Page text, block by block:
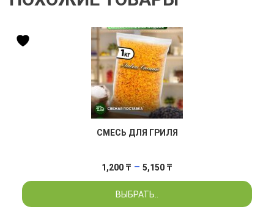
СМЕСЬ ДЛЯ ГРИЛЯ
1,200 ₸ – 5,150 ₸
цен:
ВЫБРАТЬ..